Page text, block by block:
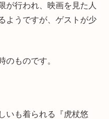
が行われ、映画を見た人
ようですが、ゲストが少
のものです。
いも着られる『虎杖悠